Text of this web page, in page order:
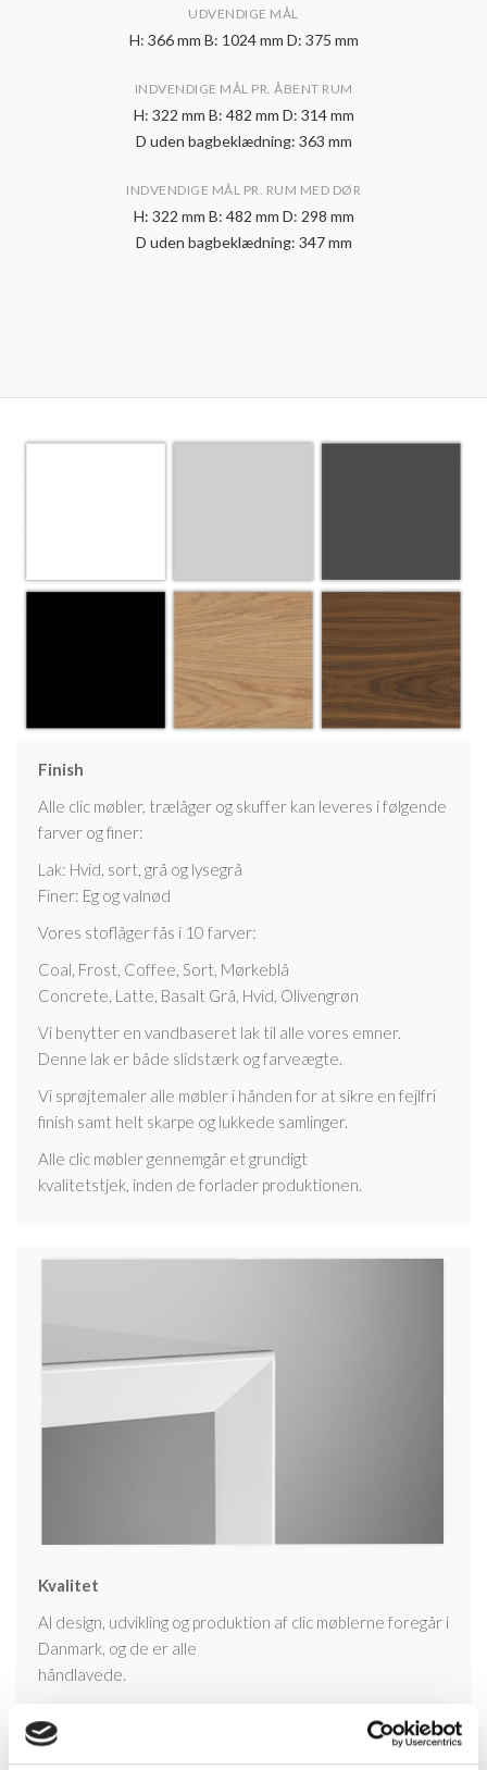
UDVENDIGE MÅL
H: 366 mm B: 1024 mm D: 375 mm
INDVENDIGE MÅL PR. ÅBENT RUM
H: 322 mm B: 482 mm D: 314 mm
D uden bagbeklædning: 363 mm
INDVENDIGE MÅL PR. RUM MED DØR
H: 322 mm B: 482 mm D: 298 mm
D uden bagbeklædning: 347 mm
Finish
Alle clic møbler, trælåger og skuffer kan leveres i følgende
farver og finer:
Lak: Hvid, sort, grå og lysegrå
Finer: Eg og valnød
Vores stoflåger fås i 10 farver:
Coal, Frost, Coffee, Sort, Mørkeblå
Concrete, Latte, Basalt Grå, Hvid, Olivengrøn
Vi benytter en vandbaseret lak til alle vores emner.
Denne lak er både slidstærk og farveægte.
Vi sprøjtemaler alle møbler i hånden for at sikre en fejlfri
finish samt helt skarpe og lukkede samlinger.
Alle clic møbler gennemgår et grundigt
kvalitetstjek, inden de forlader produktionen.
Kvalitet
Al design, udvikling og produktion af clic møblerne foregår i
Danmark, og de er alle
håndlavede.
underleverandører og
samarbejdspartnere er nøje udvalgt.